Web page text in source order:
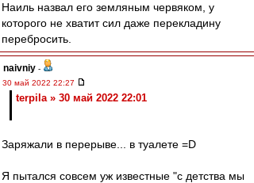
Наиль назвал его земляным червяком, у
которого не хватит сил даже перекладину
перебросить.
naivniy -
30 май 2022 22:27
terpila » 30 май 2022 22:01
Заряжали в перерыве... в туалете =D
Я пытался совсем уж известные "с детства мы